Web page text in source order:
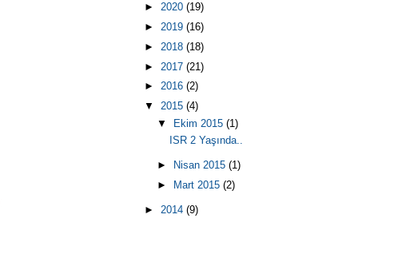
► 2020 (19)
► 2019 (16)
► 2018 (18)
► 2017 (21)
► 2016 (2)
▼ 2015 (4)
▼ Ekim 2015 (1)
ISR 2 Yaşında..
► Nisan 2015 (1)
►
Mart 2015 (2)
► 2014 (9)